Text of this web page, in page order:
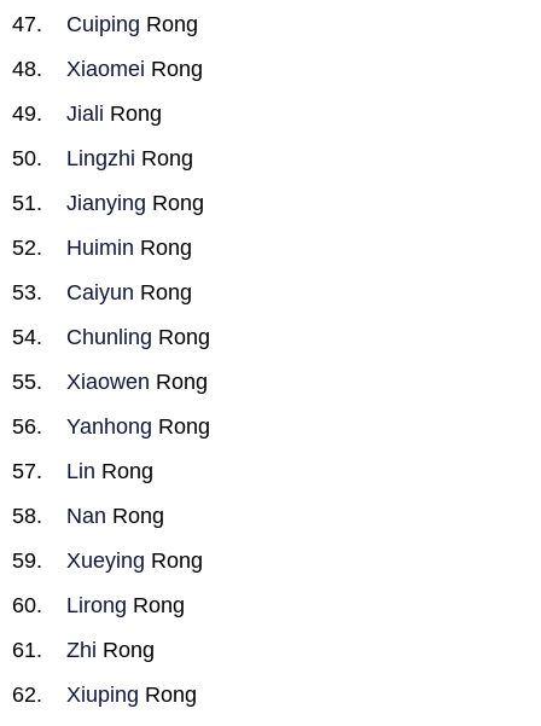
Cuiping Rong
Xiaomei Rong
Jiali Rong
Lingzhi Rong
Jianying Rong
Huimin Rong
Caiyun Rong
Chunling Rong
Xiaowen Rong
Yanhong Rong
Lin Rong
Nan Rong
Xueying Rong
Lirong Rong
Zhi Rong
Xiuping Rong